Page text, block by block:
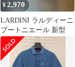
¥2,970
LARDINI ラルディーニ
ブートニエール 新型